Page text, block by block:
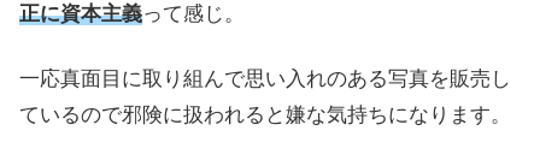
正に資本主義って感じ。
一応真面目に取り組んで思い入れのある写真を販売し
ているので邪険に扱われると嫌な気持ちになります。